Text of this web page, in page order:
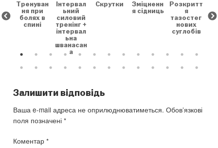
Тренуван
ня при
болях в
спині
Інтервал
ьний
силовий
тренінг +
інтервал
ьна
шванасан
а
Скрутки
Зміцненн
я сідниць
Розкритт
я
тазостег
нових
суглобів
Залишити відповідь
Ваша e-mail адреса не оприлюднюватиметься. Обов’язкові
поля позначені*
Коментар*